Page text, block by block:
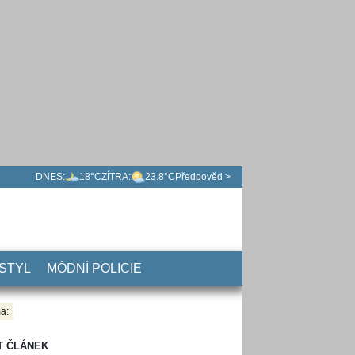
DNES: 18°CZÍTRA: 23.8°C Předpověd >
MÓDNÍ POLICIE
ČLÁNEK